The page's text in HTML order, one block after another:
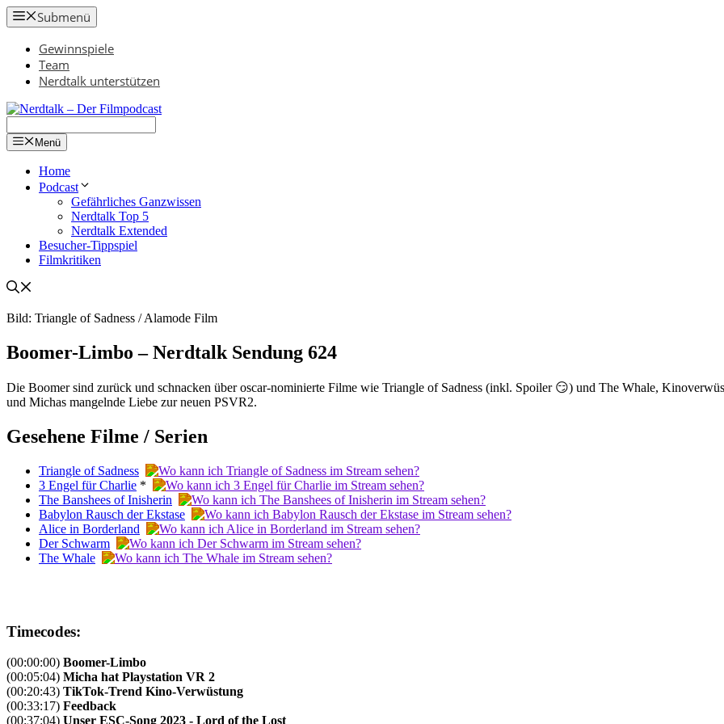
Zum
Inhalt
springen
Submenü
Gewinnspiele
Team
Nerdtalk unterstützen
Menü
Home
Podcast
Gefährliches Ganzwissen
Nerdtalk Top 5
Nerdtalk Extended
Besucher-Tippspiel
Filmkritiken
Bild: Triangle of Sadness / Alamode Film
Boomer-Limbo – Nerdtalk Sendung 624
Die Boomer sind zurück und schnacken über oscar-nominierte Filme wie Triangle of Sadness (inkl. Spoiler 😏) und The Whale,
und Michas mangelnde Liebe zur neuen PSVR2.
Gesehene Filme / Serien
Triangle of Sadness
3 Engel für Charlie *
The Banshees of Inisherin
Babylon Rausch der Ekstase
Alice in Borderland
Der Schwarm
The Whale
Timecodes:
(00:00:00) Boomer-Limbo
(00:05:04) Micha hat Playstation VR 2
(00:20:43) TikTok-Trend Kino-Verwüstung
(00:33:17) Feedback
(00:37:04) Unser ESC-Song 2023 - Lord of the Lost